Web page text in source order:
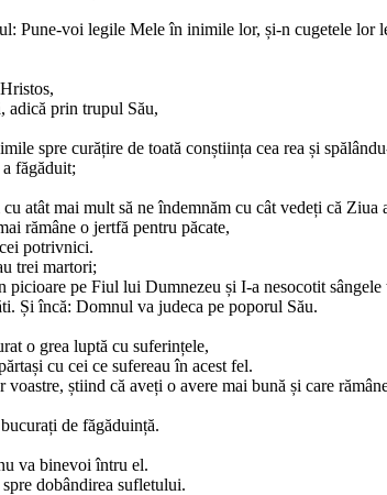
Pune-voi legile Mele în inimile lor, și-n cugetele lor
adică prin trupul Său,
spre curățire de toată conștiința cea rea și
făgăduit;
atât mai mult să ne îndemnăm cu cât vedeți că Ziua
rămâne o jertfă pentru păcate,
potrivnici.
trei martori;
picioare pe Fiul lui Dumnezeu și I-a nesocotit
Și încă: Domnul va judeca pe poporul Său.
o grea luptă cu suferințele,
cu cei ce sufereau în acest fel.
știind că aveți o avere mai bună și care
de făgăduință.
va binevoi întru el.
dobândirea sufletului.